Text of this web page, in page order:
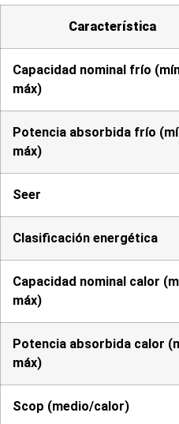
Característica
Capacidad nominal frío
máx)
Potencia absorbida frío
máx)
Seer
Clasificación energética
Capacidad nominal calor
máx)
Potencia absorbida calor
máx)
Scop (medio/calor)